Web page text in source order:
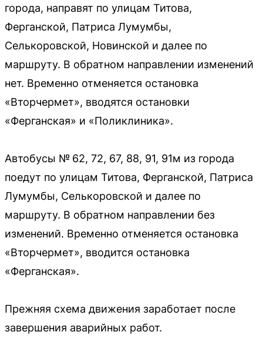
города, направят по улицам Титова,
Ферганской, Патриса Лумумбы,
Селькоровской, Новинской и далее по
маршруту. В обратном направлении изменений
нет. Временно отменяется остановка
«Вторчермет», вводятся остановки
«Ферганская» и «Поликлиника».
Автобусы № 62, 72, 67, 88, 91, 91м из города
поедут по улицам Титова, Ферганской, Патриса
Лумумбы, Селькоровской и далее по
маршруту. В обратном направлении без
изменений. Временно отменяется остановка
«Вторчермет», вводится остановка
«Ферганская».
Прежняя схема движения заработает после
завершения аварийных работ.